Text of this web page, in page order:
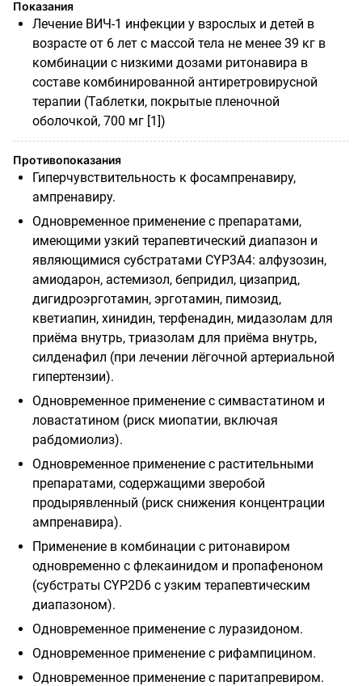
Показания
Лечение ВИЧ-1 инфекции у взрослых и детей в
возрасте от 6 лет с массой тела не менее 39 кг в
комбинации с низкими дозами ритонавира в
составе комбинированной антиретровирусной
терапии (Таблетки, покрытые пленочной
оболочкой, 700 мг [1])
Противопоказания
Гиперчувствительность к фосампренавиру,
ампренавиру.
Одновременное применение с препаратами,
имеющими узкий терапевтический диапазон и
являющимися субстратами CYP3A4: алфузозин,
амиодарон, астемизол, бепридил, цизаприд,
дигидроэрготамин, эрготамин, пимозид,
кветиапин, хинидин, терфенадин, мидазолам для
приёма внутрь, триазолам для приёма внутрь,
силденафил (при лечении лёгочной артериальной
гипертензии).
Одновременное применение с симвастатином и
ловастатином (риск миопатии, включая
рабдомиолиз).
Одновременное применение с растительными
препаратами, содержащими зверобой
продырявленный (риск снижения концентрации
ампренавира).
Применение в комбинации с ритонавиром
одновременно с флекаинидом и пропафеноном
(субстраты CYP2D6 с узким терапевтическим
диапазоном).
Одновременное применение с луразидоном.
Одновременное применение с рифампицином.
Одновременное применение с паритапревиром.